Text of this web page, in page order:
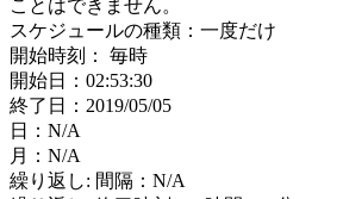
ことはできません。
スケジュールの種類：一度だけ
開始時刻： 毎時
開始日：02:53:30
終了日：2019/05/05
日：N/A
月：N/A
繰り返し: 間隔：N/A